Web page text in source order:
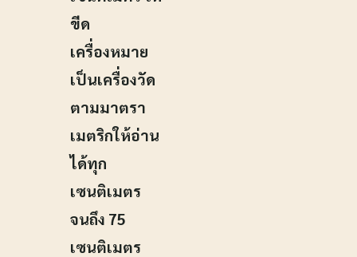
ขีด
เครื่องหมาย
เป็นเครื่องวัด
ตามมาตรา
เมตริกให้อ่าน
ได้ทุก
เซนติเมตร
จนถึง 75
เซนติเมตร